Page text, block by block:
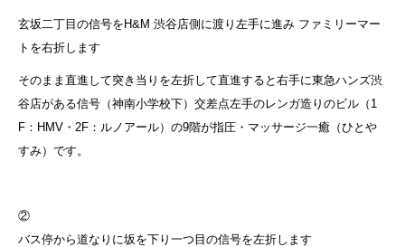
玄坂二丁目の信号をH&M 渋谷店側に渡り左手に進み ファミリーマー
トを右折します
そのまま直進して突き当りを左折して直進すると右手に東急ハンズ渋
谷店がある信号（神南小学校下）交差点左手のレンガ造りのビル（1
F：HMV・2F：ルノアール）の9階が指圧・マッサージ一癒（ひとや
すみ）です。
②
バス停から道なりに坂を下り一つ目の信号を左折します